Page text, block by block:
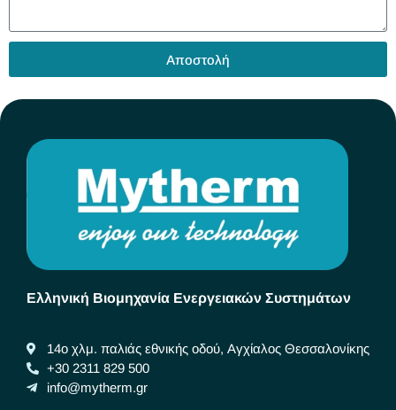
Αποστολή
Ελληνική Βιομηχανία Ενεργειακών Συστημάτων
14ο χλμ. παλιάς εθνικής οδού, Αγχίαλος Θεσσαλονίκης
+30 2311 829 500
info@mytherm.gr